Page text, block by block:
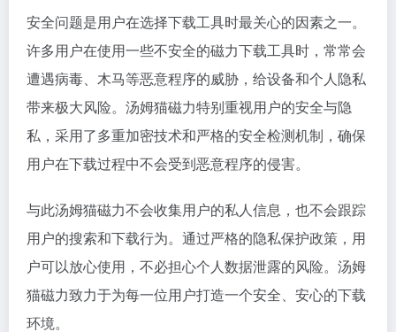
安全问题是用户在选择下载工具时最关心的因素之一。
许多用户在使用一些不安全的磁力下载工具时，常常会
遭遇病毒、木马等恶意程序的威胁，给设备和个人隐私
带来极大风险。汤姆猫磁力特别重视用户的安全与隐
私，采用了多重加密技术和严格的安全检测机制，确保
用户在下载过程中不会受到恶意程序的侵害。
与此汤姆猫磁力不会收集用户的私人信息，也不会跟踪
用户的搜索和下载行为。通过严格的隐私保护政策，用
户可以放心使用，不必担心个人数据泄露的风险。汤姆
猫磁力致力于为每一位用户打造一个安全、安心的下载
环境。